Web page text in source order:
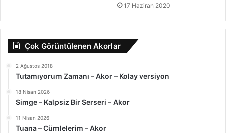
17 Haziran 2020
Çok Görüntülenen Akorlar
2 Ağustos 2018
Tutamıyorum Zamanı – Akor – Kolay versiyon
18 Nisan 2026
Simge – Kalpsiz Bir Serseri – Akor
11 Nisan 2026
Tuana – Cümlelerim – Akor